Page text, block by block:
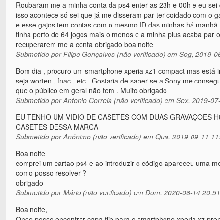
Roubaram me a minha conta da ps4 enter as 23h e 00h e eu
isso acontece só sei que já me disseram par ter coidado com o
e esse gajos tem contas com o mesmo ID das minhas há
tinha perto de 64 jogos mais o menos e a minha plus acaba
recuperarem me a conta obrigado boa noite
Submetido porFilipe Gonçalves (não verificado) em Seg, 2019-
Bom dia , procuro um smartphone xperia xz1 compact mas
seja worten , fnac , etc . Gostaria de saber se a Sony me
que o público em geral não tem . Muito obrigado
Submetido porAntonio Correia (não verificado) em Sex, 2019-
EU TENHO UM VIDIO DE CASETES COM DUAS GRAVAÇOES
CASETES DESSA MARCA
Submetido porAnónimo (não verificado) em Qua, 2019-09-11
Boa noite
comprei um cartao ps4 e ao introduzir o código apareceu uma
como posso resolver ?
obrigado
Submetido porMário (não verificado) em Dom, 2020-06-14 20:51
Boa noite,